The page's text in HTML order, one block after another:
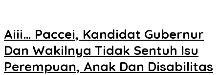
Aiii… Paccei, Kandidat Gubernur
Dan Wakilnya Tidak Sentuh Isu
Perempuan, Anak Dan Disabilitas